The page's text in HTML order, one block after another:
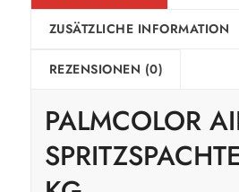
ZUSÄTZLICHE INFORMATION
REZENSIONEN (0)
PALMCOLOR